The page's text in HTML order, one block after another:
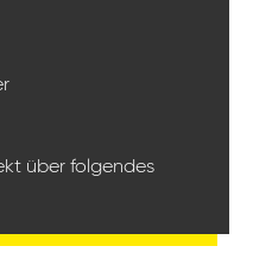
über folgendes